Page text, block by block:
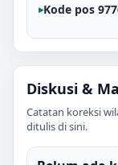
Kode pos
Diskusi &
Catatan koreksi
ditulis di sini.